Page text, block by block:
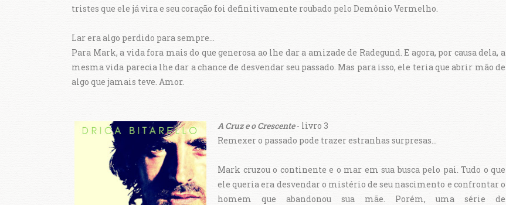
tristes que ele já vira e seu coração foi definitivamente roubado pelo Demônio Vermelho.
Lar era algo perdido para sempre...
Para Mark, a vida fora mais do que generosa ao lhe dar a amizade de Radegund. E agora, por causa dela, a
mesma vida parecia lhe dar a chance de desvendar seu passado. Mas para isso, ele teria que abrir mão de
algo que jamais teve. Amor.
A Cruz e o Crescente- livro 3
Remexer o passado pode trazer estranhas surpresas...
Mark cruzou o continente e o mar em sua busca pelo pai. Tudo o que
ele queria era desvendar o mistério de seu nascimento e confrontar o
homem que abandonou sua mãe. Porém, uma série de